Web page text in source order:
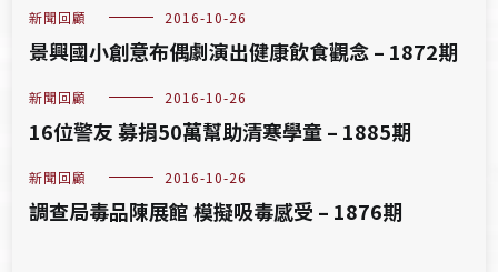
新聞回顧 2016-10-26
景興國小創意布偶劇演出健康飲食觀念 – 1872期
新聞回顧 2016-10-26
16位警友 募捐50萬幫助清寒學童 – 1885期
新聞回顧 2016-10-26
調查局毒品陳展館 模擬吸毒感受 – 1876期